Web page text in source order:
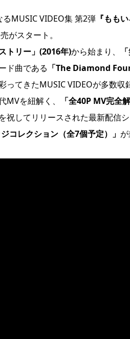
MUSIC VIDEO集 第2弾『もも
がスタート。
トリー」(2016年)から始まり、
ド曲である 「The Diamond Four
ってきたMUSIC VIDEOが多数収
MVを紐解く、
「全40P MV完全
祝してリリースされた最新配信
コレクション（全7個予定）」